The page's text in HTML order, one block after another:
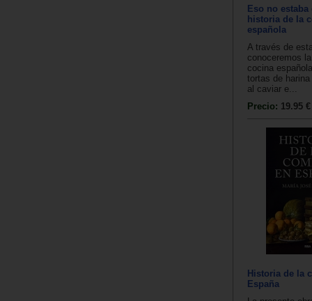
Eso no
historia de la
española
A través de
conoceremos
cocina
tortas de
al caviar e...
Precio: 19.95 €
Historia de la
España